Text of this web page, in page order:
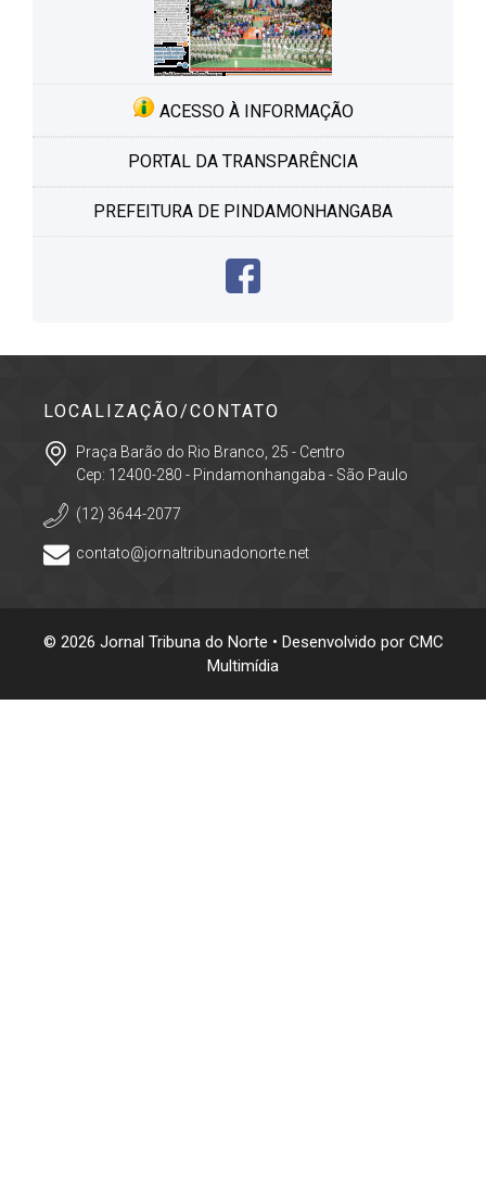
ACESSO À INFORMAÇÃO
PORTAL DA TRANSPARÊNCIA
PREFEITURA DE PINDAMONHANGABA
LOCALIZAÇÃO/CONTATO
Praça Barão do Rio Branco, 25 - Centro
Cep: 12400-280 - Pindamonhangaba - São Paulo
(12) 3644-2077
contato@jornaltribunadonorte.net
© 2026 Jornal Tribuna do Norte • Desenvolvido por CMC
Multimídia